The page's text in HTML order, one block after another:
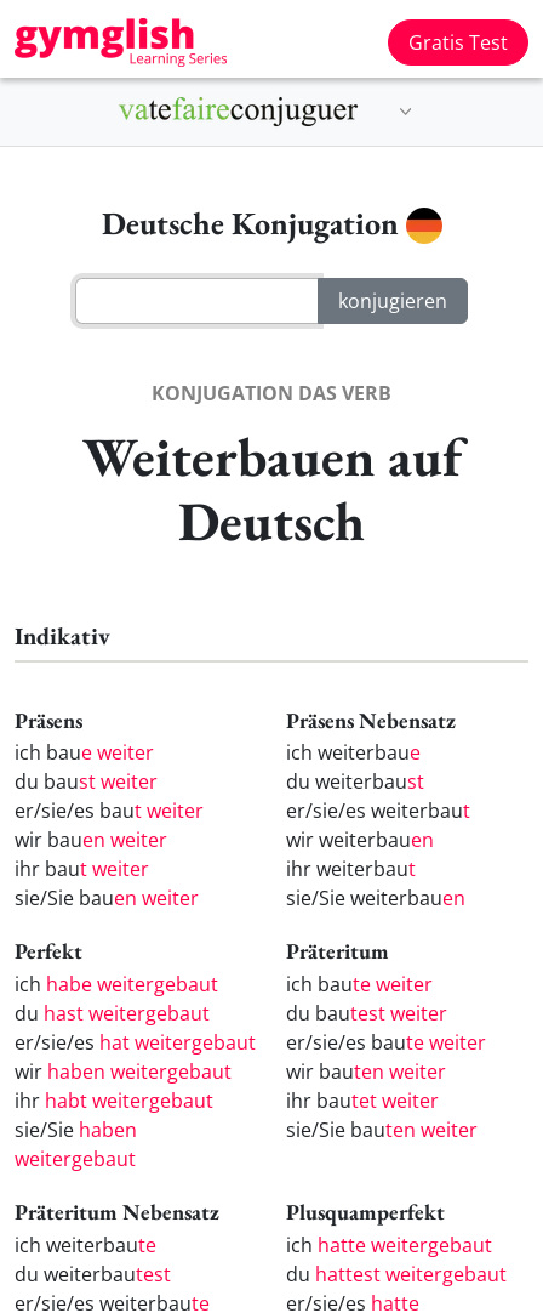
Gratis Test
Deutsche Konjugation
KONJUGATION DAS VERB
Weiterbauen auf
Deutsch
Indikativ
Präsens
ich baue weiter
du baust weiter
er/sie/es baut weiter
wir bauen weiter
ihr baut weiter
sie/Sie bauen weiter
Präsens Nebensatz
ich weiterbaue
du weiterbaust
er/sie/es weiterbaut
wir weiterbauen
ihr weiterbaut
sie/Sie weiterbauen
Perfekt
ich habe weitergebaut
du hast weitergebaut
er/sie/es hat weitergebaut
wir haben weitergebaut
ihr habt weitergebaut
sie/Sie haben
weitergebaut
Präteritum
ich baute weiter
du bautest weiter
er/sie/es baute weiter
wir bauten weiter
ihr bautet weiter
sie/Sie bauten weiter
Präteritum Nebensatz
ich weiterbaute
du weiterbautest
er/sie/es weiterbaute
Plusquamperfekt
ich hatte weitergebaut
du hattest weitergebaut
er/sie/es hatte